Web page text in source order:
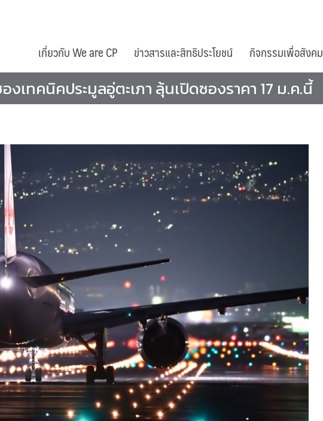
เกี่ยวกับ We are CP ข่าวสารและสิทธิประโยชน์ กิจกรรมเพื่อสังคม
เทคนิคประมูลอู่ตะเภา ลุ้นเปิดซองราคา 17 ม.ค.นี้